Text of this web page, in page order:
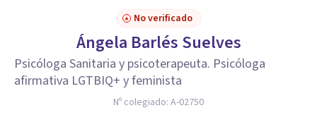
No verificado
Ángela Barlés Suelves
Psicóloga Sanitaria y psicoterapeuta. Psicóloga
afirmativa LGTBIQ+ y feminista
Nº colegiado: A-02750